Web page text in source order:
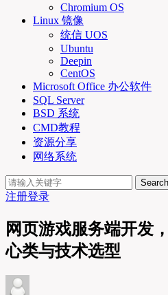
Chromium OS
Linux 镜像
统信 UOS
Ubuntu
Deepin
CentOS
Microsoft Office 办公软件
SQL Server
BSD 系统
CMD教程
资源分享
网络系统
Search
注册登录
网页游戏服务端开发
心类与技术选型